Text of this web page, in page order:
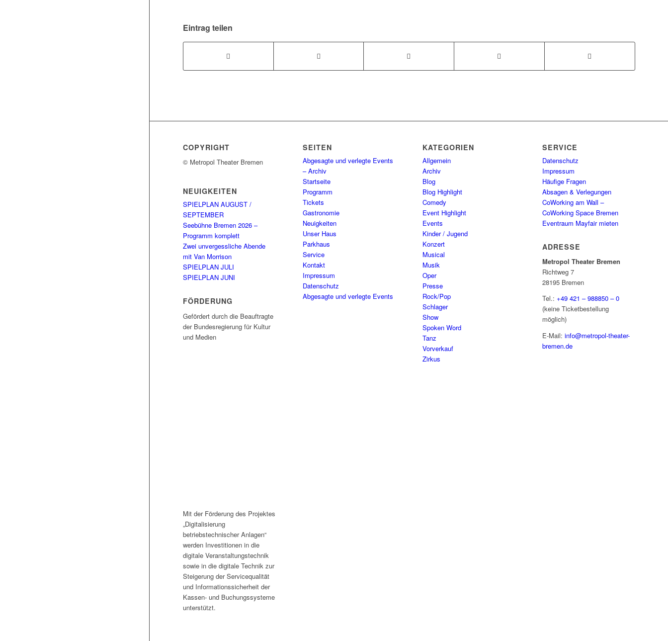
Eintrag teilen
COPYRIGHT
© Metropol Theater Bremen
NEUIGKEITEN
SPIELPLAN AUGUST /
SEPTEMBER
Seebühne Bremen 2026 –
Programm komplett
Zwei unvergessliche Abende
mit Van Morrison
SPIELPLAN JULI
SPIELPLAN JUNI
FÖRDERUNG
Gefördert durch die Beauftragte
der Bundesregierung für Kultur
und Medien
Mit der Förderung des Projektes
„Digitalisierung
betriebstechnischer Anlagen“
werden Investitionen in die
digitale Veranstaltungstechnik
sowie in die digitale Technik zur
Steigerung der Servicequalität
und Informationssicherheit der
Kassen- und Buchungssysteme
unterstützt.
SEITEN
Abgesagte und verlegte Events
– Archiv
Startseite
Programm
Tickets
Gastronomie
Neuigkeiten
Unser Haus
Parkhaus
Service
Kontakt
Impressum
Datenschutz
Abgesagte und verlegte Events
KATEGORIEN
Allgemein
Archiv
Blog
Blog Highlight
Comedy
Event Highlight
Events
Kinder / Jugend
Konzert
Musical
Musik
Oper
Presse
Rock/Pop
Schlager
Show
Spoken Word
Tanz
Vorverkauf
Zirkus
SERVICE
Datenschutz
Impressum
Häufige Fragen
Absagen & Verlegungen
CoWorking am Wall –
CoWorking Space Bremen
Eventraum Mayfair mieten
ADRESSE
Metropol Theater Bremen
Richtweg 7
28195 Bremen
Tel.: +49 421 – 988850 – 0
(keine Ticketbestellung
möglich)
E-Mail: info@metropol-theater-
bremen.de